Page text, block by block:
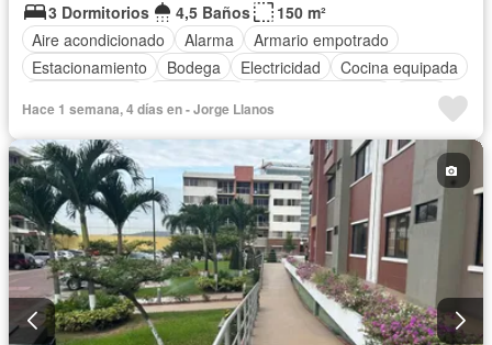
3 Dormitorios
4,5 Baños
150 m²
Aire acondicionado
Alarma
Armario empotrado
Estacionamiento
Bodega Electricidad
Cocina equipada
Patio
Área para niños Conserje
Garita de guardianía
Gimnasio Seguridad
Piscina
Completamente amoblado
Hace 1 semana, 4 días en - Jorge Llanos